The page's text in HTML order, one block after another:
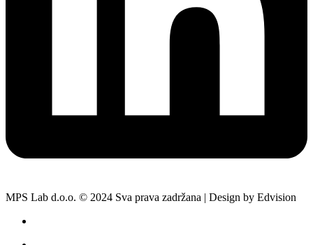
MPS Lab d.o.o. © 2024 Sva prava zadržana | Design by Edvision